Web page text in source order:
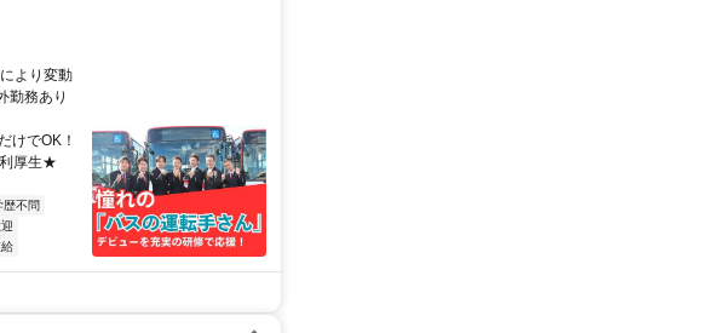
より変動
勤務あり
けでOK！
厚生★
歴不問